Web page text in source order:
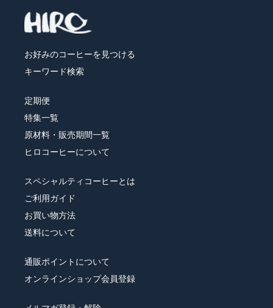
お好みのコーヒーを見つける
キーワード検索
定期便
特集一覧
原材料・販売期間一覧
ヒロコーヒーについて
スペシャルティコーヒーとは
ご利用ガイド
お買い物方法
送料について
通販ポイントについて
オンラインショップ会員登録